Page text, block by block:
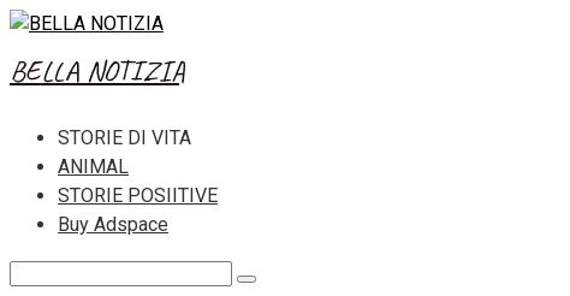
Skip
content
BELLA NOTIZIA
STORIE DI VITA
ANIMAL
STORIE POSIITIVE
Buy Adspace